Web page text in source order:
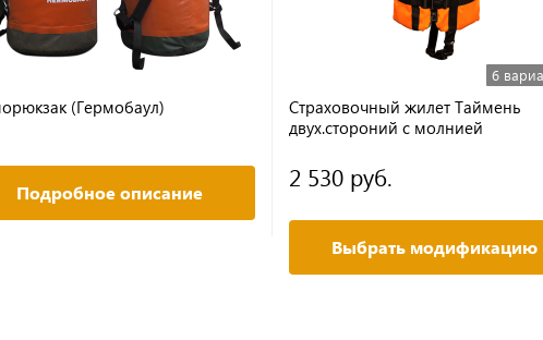
(Гермобаул)
Подробное описание
6
Страховочный жилет Таймень
двух.стороний с молнией
2 530 руб.
Выбрать модификацию